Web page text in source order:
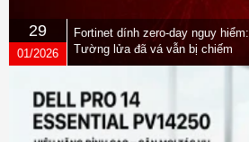
29
01/2026
Fortinet dính zero-day nguy hiểm:
Tường lửa đã vá vẫn bị chiếm
quyền